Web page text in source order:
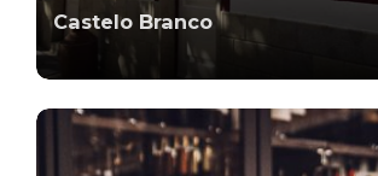
Castelo Branco